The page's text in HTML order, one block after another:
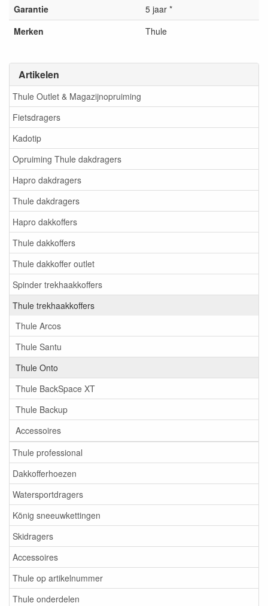
Artikelen
Thule Outlet & Magazijnopruiming
Fietsdragers
Kadotip
Opruiming Thule dakdragers
Hapro dakdragers
Thule dakdragers
Hapro dakkoffers
Thule dakkoffers
Thule dakkoffer outlet
Spinder trekhaakkoffers
Thule trekhaakkoffers
Thule Arcos
Thule Santu
Thule Onto
Thule BackSpace XT
Thule Backup
Accessoires
Thule professional
Dakkofferhoezen
Watersportdragers
König sneeuwkettingen
Skidragers
Accessoires
Thule op artikelnummer
Thule onderdelen
Garantie
5 jaar *
Merken
Thule